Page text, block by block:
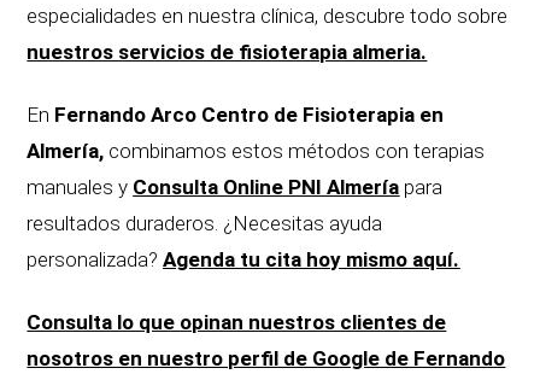
especialidades en nuestra clínica, descubre todo sobre
nuestros servicios de fisioterapia almeria.
En Fernando Arco Centro de Fisioterapia en
Almería, combinamos estos métodos con terapias
manuales y Consulta Online PNI Almería para
resultados duraderos. ¿Necesitas ayuda
personalizada?Agenda tu cita hoy mismo aquí.
Consulta lo que opinan nuestros clientes de
nosotros en nuestro perfil de Google de Fernando